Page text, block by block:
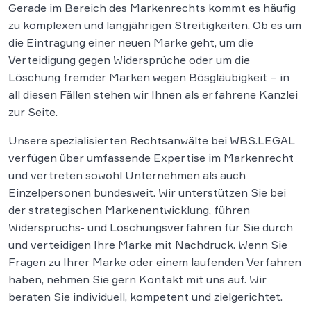
Gerade im Bereich des Markenrechts kommt es häufig
zu komplexen und langjährigen Streitigkeiten. Ob es um
die Eintragung einer neuen Marke geht, um die
Verteidigung gegen Widersprüche oder um die
Löschung fremder Marken wegen Bösgläubigkeit – in
all diesen Fällen stehen wir Ihnen als erfahrene Kanzlei
zur Seite.
Unsere spezialisierten Rechtsanwälte bei WBS.LEGAL
verfügen über umfassende Expertise im Markenrecht
und vertreten sowohl Unternehmen als auch
Einzelpersonen bundesweit. Wir unterstützen Sie bei
der strategischen Markenentwicklung, führen
Widerspruchs- und Löschungsverfahren für Sie durch
und verteidigen Ihre Marke mit Nachdruck. Wenn Sie
Fragen zu Ihrer Marke oder einem laufenden Verfahren
haben, nehmen Sie gern Kontakt mit uns auf. Wir
beraten Sie individuell, kompetent und zielgerichtet.